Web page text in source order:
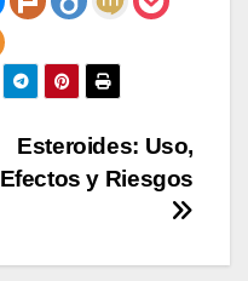
Esteroides: Uso,
Efectos y Riesgos